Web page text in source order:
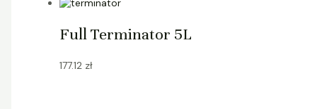
Full Terminator 5L
177.12 zł